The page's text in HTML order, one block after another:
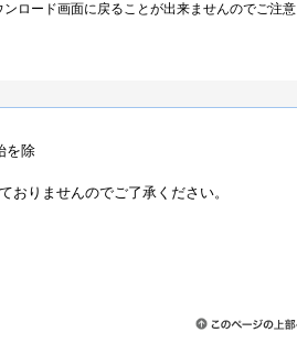
ロード画面に戻ることが出来ませんのでご注意
を除
りませんのでご了承ください。